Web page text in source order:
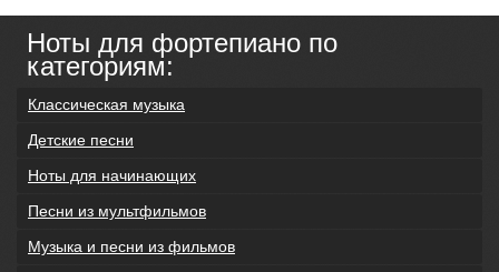
Ноты для фортепиано по
категориям:
Классическая музыка
Детские песни
Ноты для начинающих
Песни из мультфильмов
Музыка и песни из фильмов